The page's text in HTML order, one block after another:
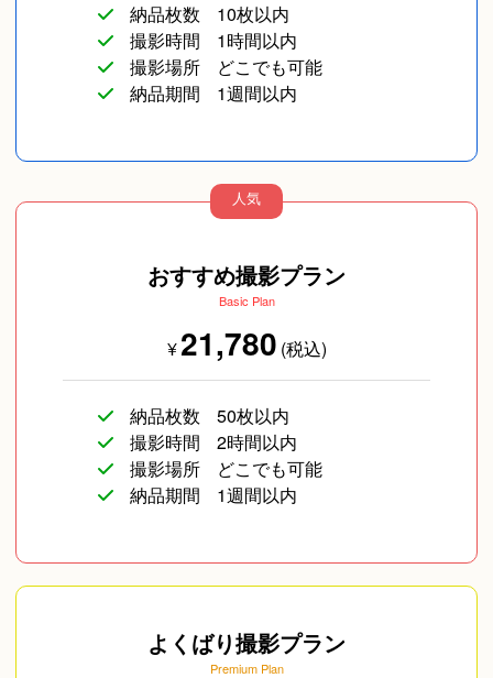
友達 長寿／還暦
企業向け写真 その他
納品枚数
10枚以内
撮影時間
1時間以内
撮影場所
どこでも可能
納品期間
1週間以内
人気
おすすめ撮影プラン
Basic Plan
¥21,780 (税込)
納品枚数
50枚以内
撮影時間
2時間以内
撮影場所
どこでも可能
納品期間
1週間以内
よくばり撮影プラン
Premium Plan